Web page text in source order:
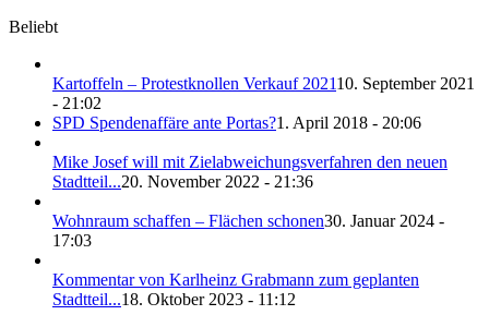
Beliebt
Kartoffeln – Protestknollen Verkauf 202110. September 2021
- 21:02
SPD Spendenaffäre ante Portas?1. April 2018 - 20:06
Mike Josef will mit Zielabweichungsverfahren den neuen
Stadtteil...20. November 2022 - 21:36
Wohnraum schaffen – Flächen schonen30. Januar 2024 -
17:03
Kommentar von Karlheinz Grabmann zum geplanten
Stadtteil...18. Oktober 2023 - 11:12